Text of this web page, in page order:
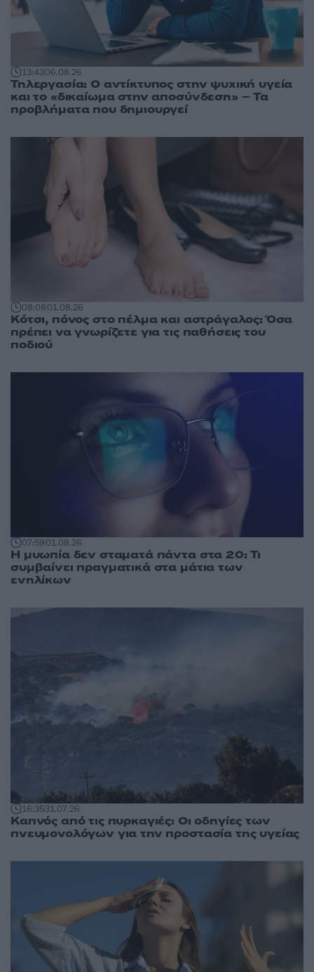
13:4306.08.26
Τηλεργασία: Ο αντίκτυπος στην ψυχική υγεία
και το «δικαίωμα στην αποσύνδεση» – Τα
προβλήματα που δημιουργεί
08:0801.08.26
Κότσι, πόνος στο πέλμα και αστράγαλος: Όσα
πρέπει να γνωρίζετε για τις παθήσεις του
ποδιού
07:5901.08.26
Η μυωπία δεν σταματά πάντα στα 20: Τι
συμβαίνει πραγματικά στα μάτια των
ενηλίκων
16:3531.07.26
Καπνός από τις πυρκαγιές: Οι οδηγίες των
πνευμονολόγων για την προστασία της υγείας